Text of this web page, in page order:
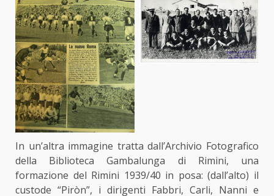
In un’altra immagine tratta dall’Archivio Fotografico
della Biblioteca Gambalunga di Rimini, una
formazione del Rimini 1939/40 in posa: (dall’alto) il
custode “Piròn”, i dirigenti Fabbri, Carli, Nanni e